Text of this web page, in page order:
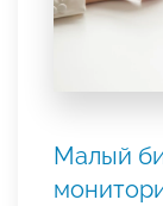
Малый